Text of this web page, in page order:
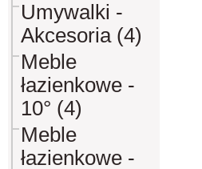
Umywalki -
Akcesoria (4)
Meble
łazienkowe -
10° (4)
Meble
łazienkowe -